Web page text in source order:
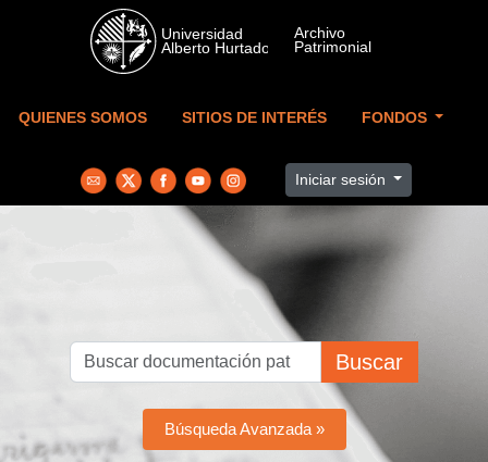
Skip to main content
QUIENES SOMOS SITIOS DE INTERÉS FONDOS
Iniciar sesión
Buscar
Búsqueda Avanzada »